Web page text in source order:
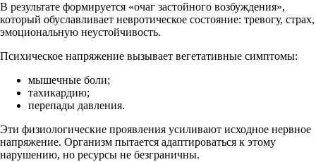
В результате формируется «очаг застойного возбуждения»,
который обуславливает невротическое состояние: тревогу, страх,
эмоциональную неустойчивость.
Психическое напряжение вызывает вегетативные симптомы:
мышечные боли;
тахикардию;
перепады давления.
Эти физиологические проявления усиливают исходное нервное
напряжение. Организм пытается адаптироваться к этому
нарушению, но ресурсы не безграничны.